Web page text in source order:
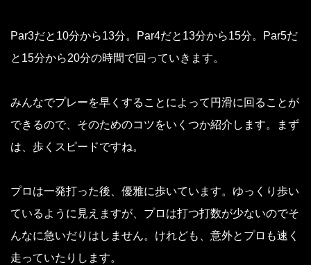
Par3だと10分から13分。Par4だと13分から15分。Par5だ
と15分から20分の時間で回っていきます。
みんなでプレーを早くすることによって円滑に回ることが
できるので、そのためのコツをいくつか紹介します。まず
は、歩くスピードですね。
プロは一発打った後、優雅に歩いています。ゆっくり歩い
ているように見えますが、プロは打つ打数が少ないのでそ
んなに急いだりはしません。けれども、意外とプロも速く
走っていたりします。